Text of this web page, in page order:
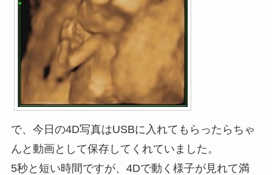
で、今日の4D写真はUSBに入れてもらったらちゃ
んと動画として保存してくれていました。
5秒と短い時間ですが、4Dで動く様子が見れて満